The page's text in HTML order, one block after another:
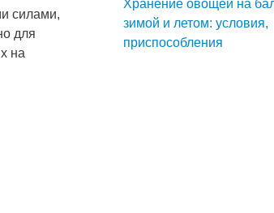
силами,
для
на
Хранение овощей на
зимой и летом: условия,
приспособления